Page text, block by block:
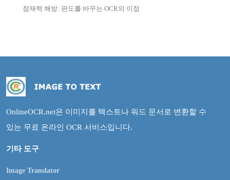
잠재력 해방: 판도를 바꾸는 OCR의 이점
OnlineOCR.net은 이미지를 텍스트나 워드 문서로 변환할 수
있는 무료 온라인 OCR 서비스입니다.
기타 도구
Image Translator